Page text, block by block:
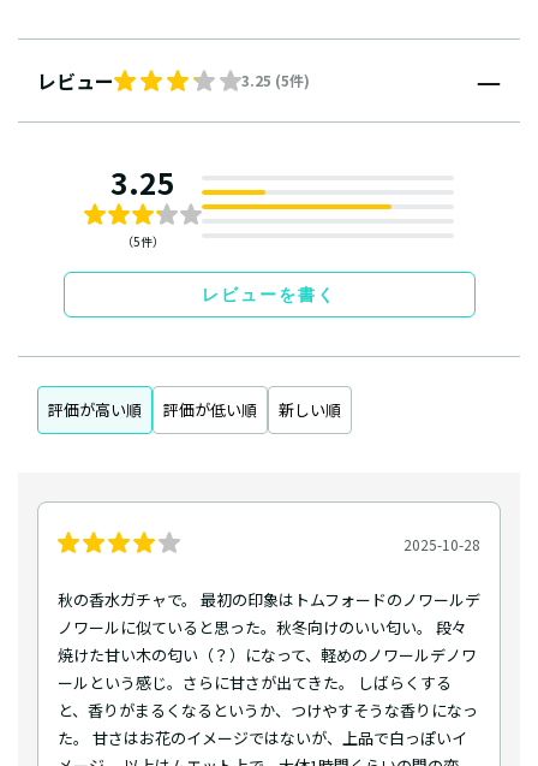
レビュー 3.25 (5件)
3.25
（5件）
レビューを書く
評価が高い順 評価が低い順 新しい順
2025-10-28
秋の香水ガチャで。 最初の印象はトムフォードのノワールデ
ノワールに似ていると思った。秋冬向けのいい匂い。 段々
焼けた甘い木の匂い（？）になって、軽めのノワールデノワ
ールという感じ。さらに甘さが出てきた。 しばらくする
と、香りがまるくなるというか、つけやすそうな香りになっ
た。 甘さはお花のイメージではないが、上品で白っぽいイ